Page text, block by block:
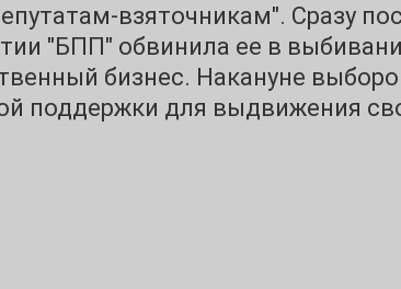
взяточникам". Сразу
"БПП" обвинила ее в
бизнес. Накануне
поддержки для выдвижения